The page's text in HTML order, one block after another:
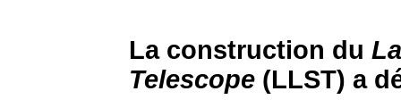
La construction du
Telescope (LLST) a